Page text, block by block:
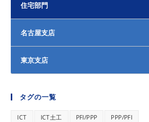
住宅部門
名古屋支店
東京支店
タグの一覧
ICT ICT土工 PFI/PPP PPP/PFI